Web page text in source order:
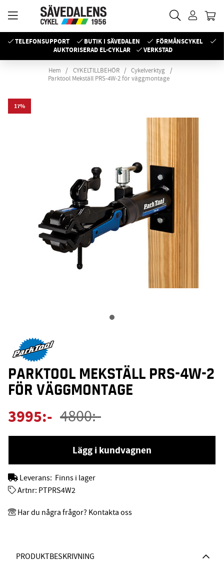
TELEFONSUPPORT BUTIK I SÄVEDALEN
FÖRMÅNSCYKEL
AUKTORISERAD EL-CYKLAR
VERKSTAD
Hem CYKELTILLBEHÖR
Cykelverktyg
Parktool Mekställ PRS-4W-2 för väggmontage
PRODUKTBESKRIVNING
17
PARKTOOL MEKSTÄLL PRS-4W-2
FÖR VÄGGMONTAGE
4800:-
3995:-
Lägg i kundvagnen
Leverans: Finns i lager
Artnr: PTPRS4W2
Har du några frågor? Kontakta oss